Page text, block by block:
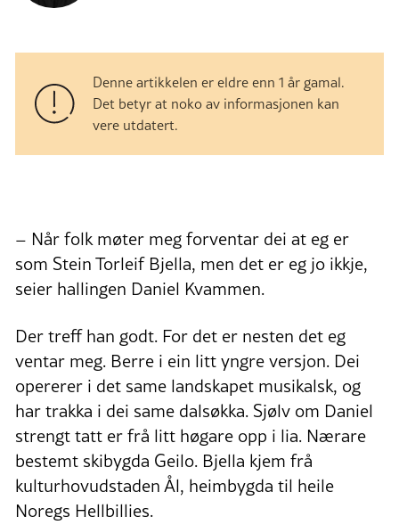
Denne artikkelen er eldre enn 1 år gamal.
Det betyr at noko av informasjonen kan
vere utdatert.
– Når folk møter meg forventar dei at eg er
som Stein Torleif Bjella, men det er eg jo ikkje,
seier hallingen Daniel Kvammen.
Der treff han godt. For det er nesten det eg
ventar meg. Berre i ein litt yngre versjon. Dei
opererer i det same landskapet musikalsk, og
har trakka i dei same dalsøkka. Sjølv om Daniel
strengt tatt er frå litt høgare opp i lia. Nærare
bestemt skibygda Geilo. Bjella kjem frå
kulturhovudstaden Ål, heimbygda til heile
Noregs Hellbillies.